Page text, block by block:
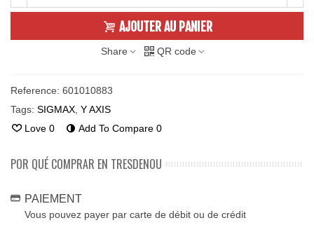
AJOUTER AU PANIER
Share QR code
Reference: 601010883
Tags: SIGMAX Y AXIS
Love 0 Add To Compare 0
POR QUÉ COMPRAR EN TRESDENOU
PAIEMENT
Vous pouvez payer par carte de débit ou de crédit